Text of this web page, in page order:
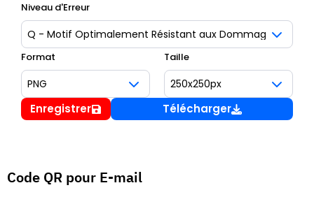
Niveau d'Erreur
Format Taille
Enregistrer Télécharger
Code QR pour E-mail